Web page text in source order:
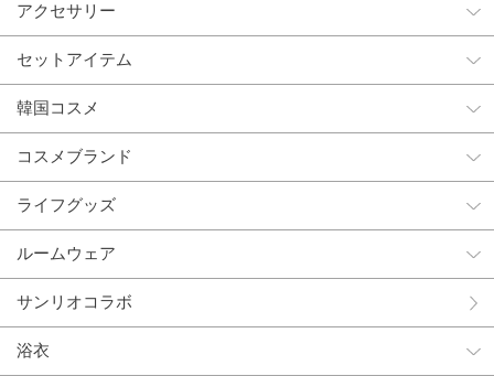
アクセサリー
セットアイテム
韓国コスメ
コスメブランド
ライフグッズ
ルームウェア
サンリオコラボ
浴衣